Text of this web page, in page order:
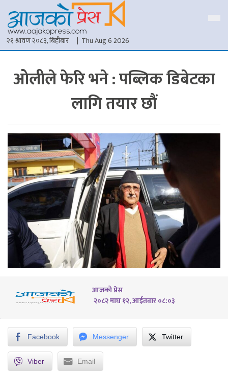
२१ श्रावण २०८३, बिहीबार | Thu Aug 6 2026
ओलीले फेरि भने : पब्लिक डिबेटका
लागि तयार छौं
आजको प्रेस
२०८२ माघ १२, आईतवार ०८:०३
Facebook Messenger Twitter
Viber Email